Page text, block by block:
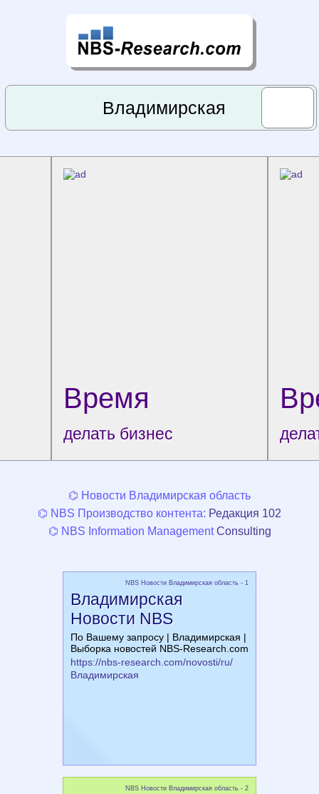
Время
делать бизнес
⌬ Новости Владимирская область
⌬ NBS Производство контента: Редакция 102
⌬ NBS Information ManagementConsulting
NBS Новости Владимирская область - 1
Владимирская
Новости NBS
По Вашему запросу | Владимирская |
Выборка новостей NBS-Research.com
https://nbs-research.com/novosti/ru/
Владимирская
NBS Новости Владимирская область - 2